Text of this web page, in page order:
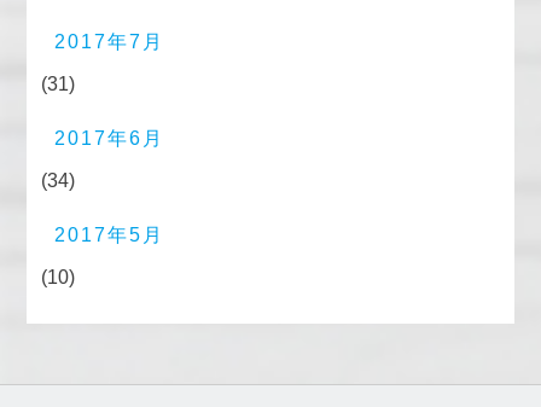
2017年7月
(31)
2017年6月
(34)
2017年5月
(10)